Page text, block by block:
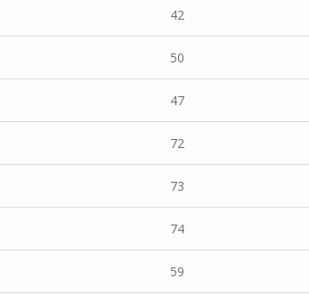
42
50
47
72
73
74
59